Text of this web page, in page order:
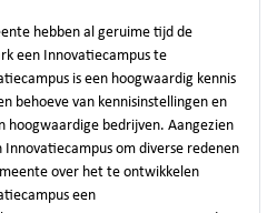
hebben al geruime tijd de
een Innovatiecampus te
is een hoogwaardig kennis
behoeve van kennisinstellingen en
hoogwaardige bedrijven. Aangezien
om diverse redenen
over het te ontwikkelen
een